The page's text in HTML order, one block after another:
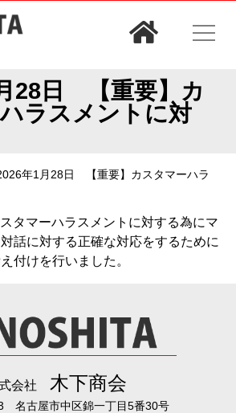
28日 【重要】カ
ラスメントに対
年1月28日 【重要】カスタマーハラ
タマーハラスメントに対する為にマ
話に対する正確な対応をするために
付けを行いました。
会社 木下商会
名古屋市中区錦一丁目5番30号